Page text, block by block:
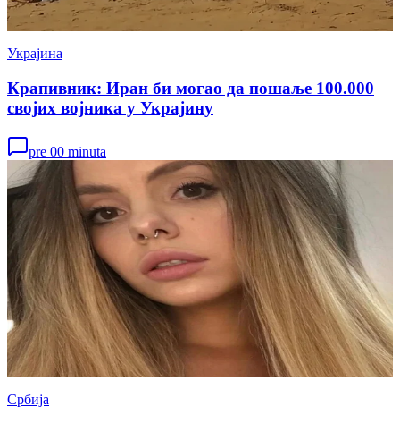
Украјина
Крапивник: Иран би могао да пошаље 100.000
својих војника у Украјину
pre 00 minuta
Србија